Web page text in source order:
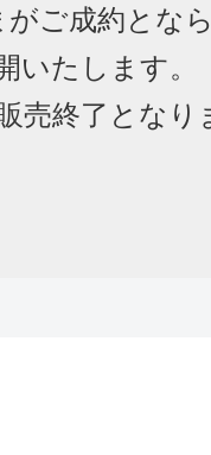
ご成約とな
いたします。
売終了となり